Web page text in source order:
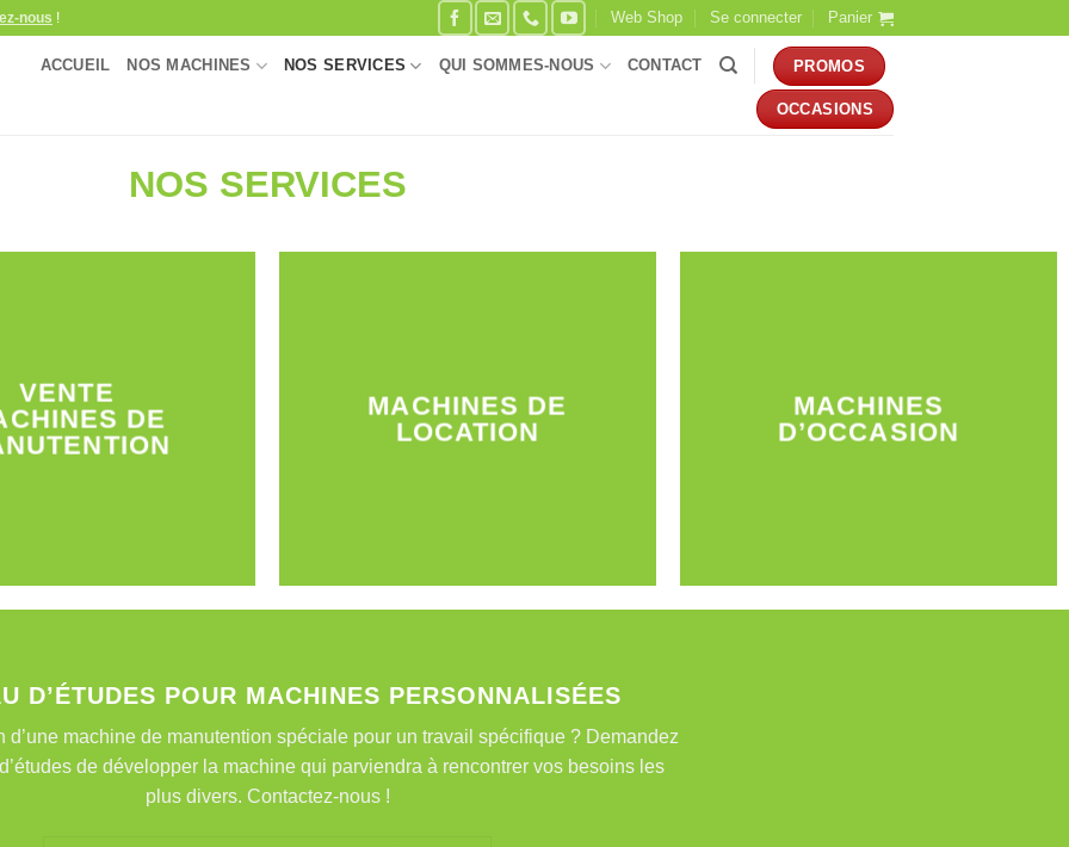
nous ! Web Shop Se connecter Panier
ACCUEIL NOS MACHINES NOS SERVICES QUI SOMMES-NOUS CONTACT PROMOS
OCCASIONS
NOS SERVICES
VENTE
DE
MACHINES DE
LOCATION
MACHINES
D’OCCASION
D’ÉTUDES POUR MACHINES PERSONNALISÉES
d’une machine de manutention spéciale pour un travail spécifique ? Demandez
de développer la machine qui parviendra à rencontrer vos besoins les
plus divers. Contactez-nous !